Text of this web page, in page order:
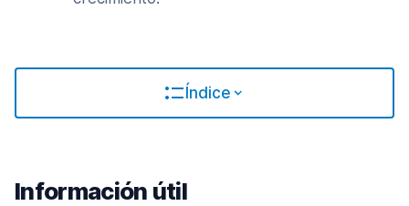
Índice
Información útil